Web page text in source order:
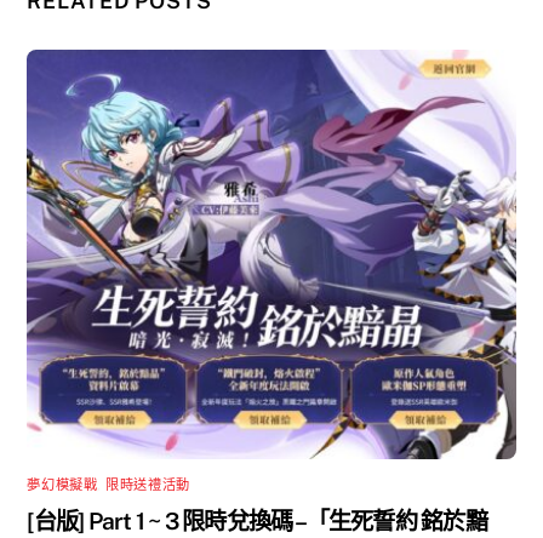
夢幻模擬戰 限時送禮活動
[台版] Part 1 ~ 3 限時兌換碼 –「生死誓約 銘於黯